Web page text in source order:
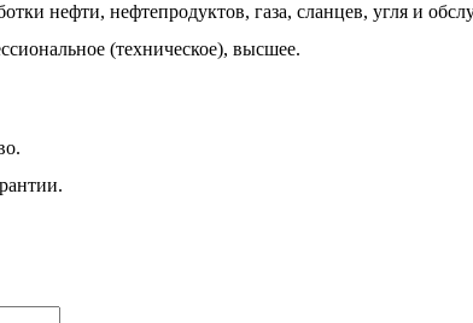
нефти, нефтепродуктов, газа, сланцев, угля и
(техническое), высшее.